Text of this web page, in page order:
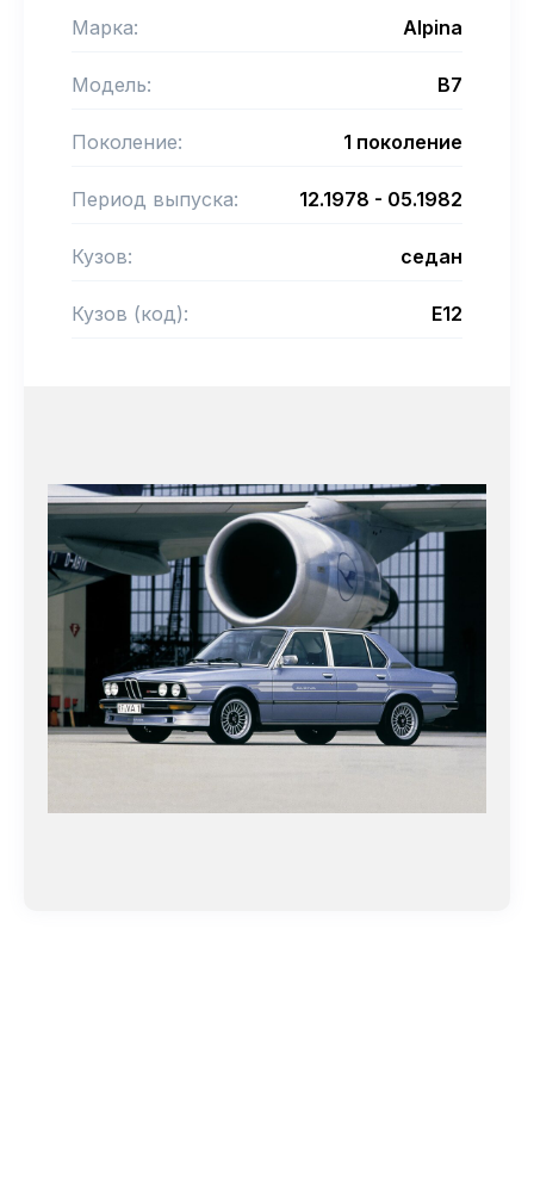
Марка: Alpina
Модель: B7
Поколение: 1 поколение
Период выпуска: 12.1978 - 05.1982
Кузов: седан
Кузов (код): E12